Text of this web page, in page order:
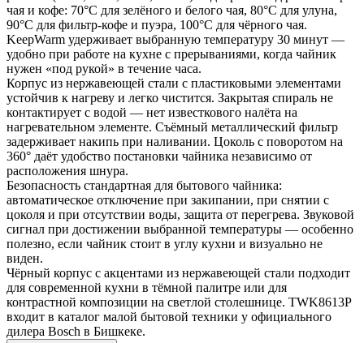
чая и кофе: 70°C для зелёного и белого чая, 80°C для улуна,
90°C для фильтр-кофе и пуэра, 100°C для чёрного чая.
KeepWarm удерживает выбранную температуру 30 минут —
удобно при работе на кухне с прерываниями, когда чайник
нужен «под рукой» в течение часа.
Корпус из нержавеющей стали с пластиковыми элементами
устойчив к нагреву и легко чистится. Закрытая спираль не
контактирует с водой — нет известкового налёта на
нагревательном элементе. Съёмный металлический фильтр
задерживает накипь при наливании. Цоколь с поворотом на
360° даёт удобство постановки чайника независимо от
расположения шнура.
Безопасность стандартная для бытового чайника:
автоматическое отключение при закипании, при снятии с
цоколя и при отсутствии воды, защита от перегрева. Звуковой
сигнал при достижении выбранной температуры — особенно
полезно, если чайник стоит в углу кухни и визуально не
виден.
Чёрный корпус с акцентами из нержавеющей стали подходит
для современной кухни в тёмной палитре или для
контрастной композиции на светлой столешнице. TWK8613P
входит в каталог малой бытовой техники у официального
дилера Bosch в Бишкеке.